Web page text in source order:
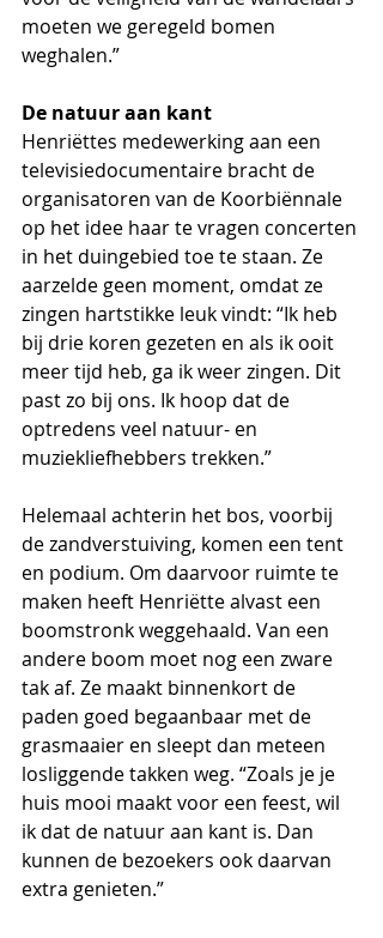
moeten we geregeld bomen
weghalen.”
De natuur aan kant
Henriëttes medewerking aan een
televisiedocumentaire bracht de
organisatoren van de Koorbiënnale
op het idee haar te vragen concerten
in het duingebied toe te staan. Ze
aarzelde geen moment, omdat ze
zingen hartstikke leuk vindt: “Ik heb
bij drie koren gezeten en als ik ooit
meer tijd heb, ga ik weer zingen. Dit
past zo bij ons. Ik hoop dat de
optredens veel natuur- en
muziekliefhebbers trekken.”
Helemaal achterin het bos, voorbij
de zandverstuiving, komen een tent
en podium. Om daarvoor ruimte te
maken heeft Henriëtte alvast een
boomstronk weggehaald. Van een
andere boom moet nog een zware
tak af. Ze maakt binnenkort de
paden goed begaanbaar met de
grasmaaier en sleept dan meteen
losliggende takken weg. “Zoals je je
huis mooi maakt voor een feest, wil
ik dat de natuur aan kant is. Dan
kunnen de bezoekers ook daarvan
extra genieten.”